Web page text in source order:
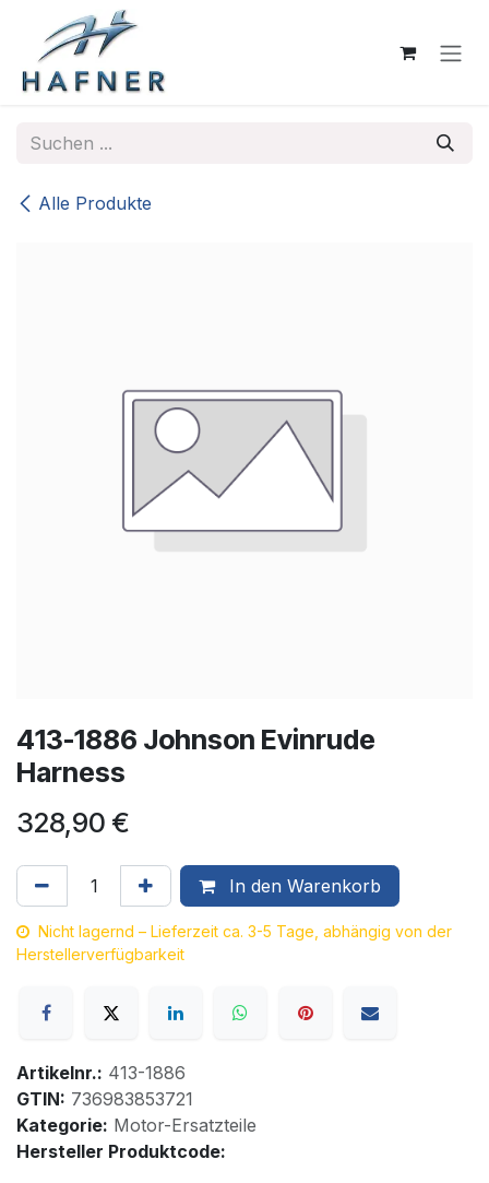
Zum Inhalt springen
Alle Produkte
413-1886 Johnson Evinrude
Harness
328,90 €
In den Warenkorb
Nicht lagernd – Lieferzeit ca. 3-5 Tage, abhängig von der
Herstellerverfügbarkeit
Artikelnr.: 413-1886
GTIN: 736983853721
Kategorie: Motor-Ersatzteile
Hersteller Produktcode: